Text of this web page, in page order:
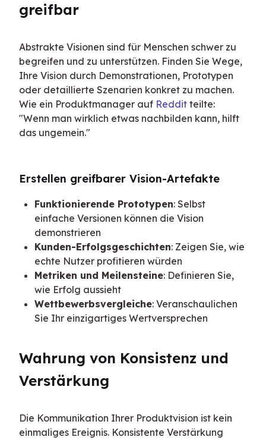
greifbar
Abstrakte Visionen sind für Menschen schwer zu
begreifen und zu unterstützen. Finden Sie Wege,
Ihre Vision durch Demonstrationen, Prototypen
oder detaillierte Szenarien konkret zu machen.
Wie ein Produktmanager auf Reddit teilte:
"Wenn man wirklich etwas nachbilden kann, hilft
das ungemein."
Erstellen greifbarer Vision-Artefakte
Funktionierende Prototypen: Selbst
einfache Versionen können die Vision
demonstrieren
Kunden-Erfolgsgeschichten: Zeigen Sie, wie
echte Nutzer profitieren würden
Metriken und Meilensteine: Definieren Sie,
wie Erfolg aussieht
Wettbewerbsvergleiche: Veranschaulichen
Sie Ihr einzigartiges Wertversprechen
Wahrung von Konsistenz und
Verstärkung
Die Kommunikation Ihrer Produktvision ist kein
einmaliges Ereignis. Konsistente Verstärkung